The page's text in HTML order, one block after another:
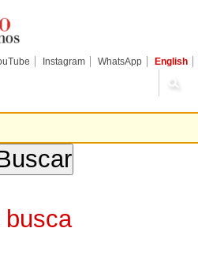
Instagram WhatsApp English
busca